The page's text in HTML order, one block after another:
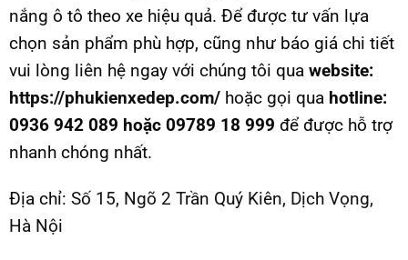
nắng ô tô theo xe hiệu quả. Để được tư vấn lựa
chọn sản phẩm phù hợp, cũng như báo giá chi tiết
vui lòng liên hệ ngay với chúng tôi qua website:
https://phukienxedep.com/ hoặc gọi qua hotline:
0936 942 089 hoặc 09789 18 999 để được hỗ trợ
nhanh chóng nhất.
Địa chỉ: Số 15, Ngõ 2 Trần Quý Kiên, Dịch Vọng,
Hà Nội